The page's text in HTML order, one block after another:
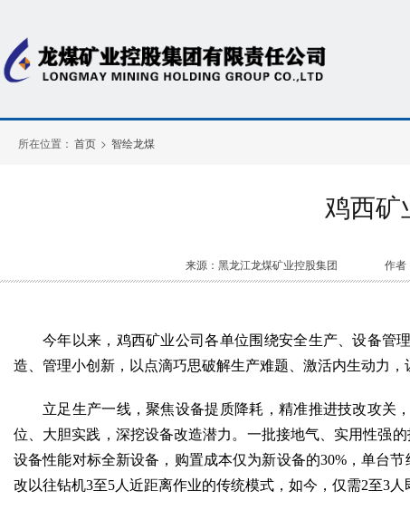
所在位置： 首页 > 智绘龙煤
鸡西
来源：黑龙江龙煤矿业控股集团 作者
今年以来，鸡西矿业公司各单位围绕安全生产、设备管
造、管理小创新，以点滴巧思破解生产难题、激活内生动力
立足生产一线，聚焦设备提质降耗，精准推进技改攻关
位、大胆实践，深挖设备改造潜力。一批接地气、实用性强
设备性能对标全新设备，购置成本仅为新设备的30%，单台
改以往钻机3至5人近距离作业的传统模式，如今，仅需2至3